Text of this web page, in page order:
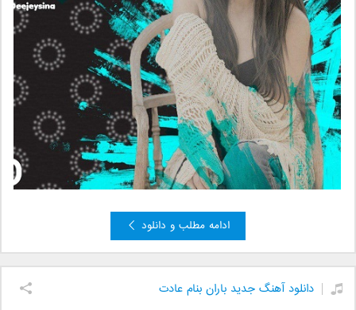
ادامه مطلب و دانلود
دانلود آهنگ جدید باران بنام عادت